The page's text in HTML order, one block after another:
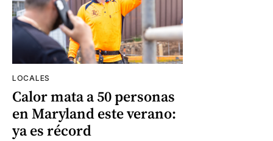
LOCALES
Calor mata a 50 personas
en Maryland este verano:
ya es récord